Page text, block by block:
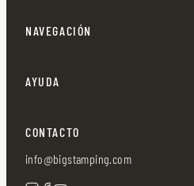
NAVEGACIÓN
AYUDA
CONTACTO
info@bigstamping.com